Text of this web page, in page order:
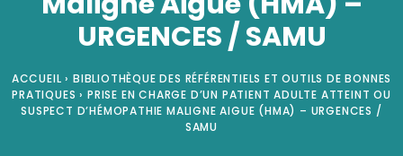
URGENCES / SAMU
ACCUEIL › BIBLIOTHÈQUE DES RÉFÉRENTIELS ET OUTILS DE BONNES
PRATIQUES › PRISE EN CHARGE D’UN PATIENT ADULTE ATTEINT OU
SUSPECT D’HÉMOPATHIE MALIGNE AIGUE (HMA) – URGENCES /
SAMU